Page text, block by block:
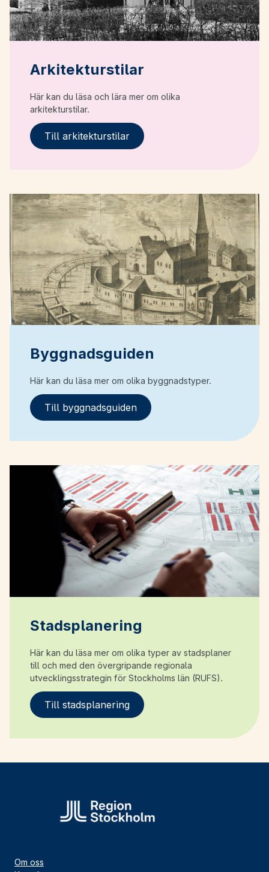
Arkitekturstilar
Här kan du läsa och lära mer om olika
arkitekturstilar.
Till arkitekturstilar
Byggnadsguiden
Här kan du läsa mer om olika byggnadstyper.
Till byggnadsguiden
Stadsplanering
Här kan du läsa mer om olika typer av stadsplaner
till och med den övergripande regionala
utvecklingsstrategin för Stockholms län (RUFS).
Till stadsplanering
Om oss